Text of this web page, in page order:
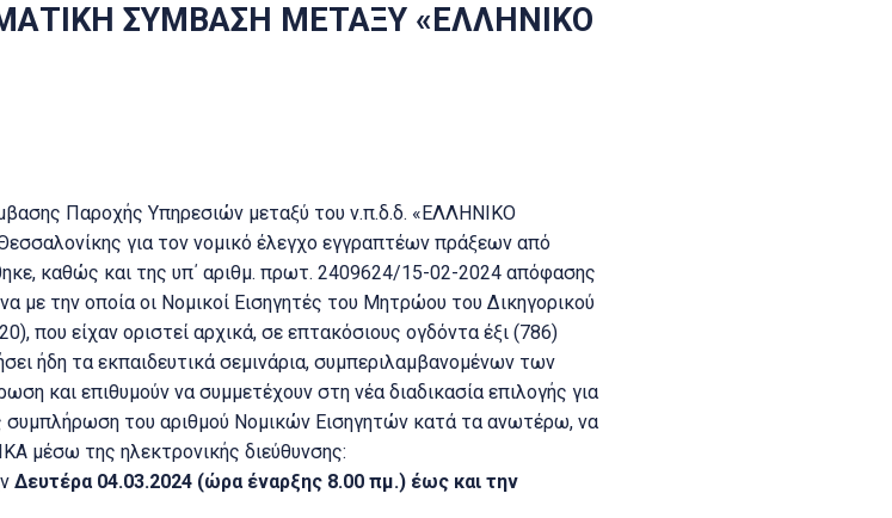
ΣΥΜΒΑΣΗ ΜΕΤΑΞΥ «ΕΛΛΗΝΙΚΟ
Παροχής Υπηρεσιών μεταξύ του ν.π.δ.δ. «ΕΛΛΗΝΙΚΟ
για τον νομικό έλεγχο εγγραπτέων πράξεων από
καθώς και της υπ΄ αριθμ. πρωτ. 2409624/15-02-2024 απόφασης
την οποία οι Νομικοί Εισηγητές του Μητρώου του Δικηγορικού
που είχαν οριστεί αρχικά, σε επτακόσιους ογδόντα έξι (786)
ήδη τα εκπαιδευτικά σεμινάρια, συμπεριλαμβανομένων των
και επιθυμούν να συμμετέχουν στη νέα διαδικασία επιλογής για
του αριθμού Νομικών Εισηγητών κατά τα ανωτέρω, να
µέσω της ηλεκτρονικής διεύθυνσης:
∆ευτέρα 04.03.2024 (ώρα έναρξης 8.00 πµ.) έως και την